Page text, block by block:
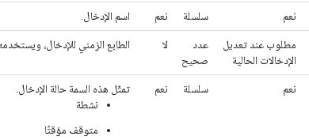
نعم سلسلة نعم اسم الإدخال.
مطلوب عند تعديل
الإدخالات الحالية
عدد
صحيح
لا الطابع الزمني للإدخال،
نعم سلسلة نعم
تمثّل هذه السمة حالة الإدخال.
نشطة
متوقف مؤقتًا